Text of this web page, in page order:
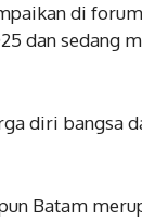
di
dan sedang
diri bangsa
Batam